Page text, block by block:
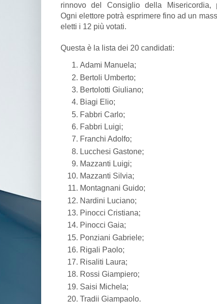
rinnovo del Consiglio della Misericordia,
Ogni elettore potrà esprimere fino ad un
eletti i 12 più votati.
Questa è la lista dei 20 candidati:
Adami Manuela;
Bertoli Umberto;
Bertolotti Giuliano;
Biagi Elio;
Fabbri Carlo;
Fabbri Luigi;
Franchi Adolfo;
Lucchesi Gastone;
Mazzanti Luigi;
Mazzanti Silvia;
Montagnani Guido;
Nardini Luciano;
Pinocci Cristiana;
Pinocci Gaia;
Ponziani Gabriele;
Rigali Paolo;
Risaliti Laura;
Rossi Giampiero;
Saisi Michela;
Tradii Giampaolo.